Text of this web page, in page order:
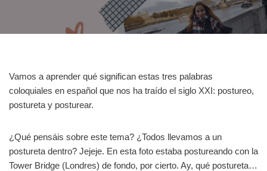
Vamos a aprender qué significan estas tres palabras
coloquiales en español que nos ha traído el siglo XXI: postureo,
postureta y posturear.
¿Qué pensáis sobre este tema? ¿Todos llevamos a un
postureta dentro? Jejeje. En esta foto estaba postureando con la
Tower Bridge (Londres) de fondo, por cierto. Ay, qué postureta…